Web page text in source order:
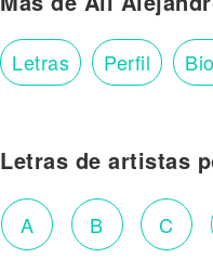
Letras Perfil
Letras de artistas
A B C